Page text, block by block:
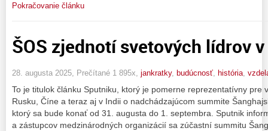
Pokračovanie článku
ŠOS zjednotí svetových lídrov
28. augusta 2025, Prečítané 1 895x, jankratky, budúcnosť, história,
To je titulok článku Sputniku, ktorý je pomerne reprezentatívny pre
Rusku, Číne a teraz aj v Indii o nadchádzajúcom summite
ktorý sa bude konať od 31. augusta do 1. septembra. Sputnik
a zástupcov medzinárodných organizácií sa zúčastní summitu